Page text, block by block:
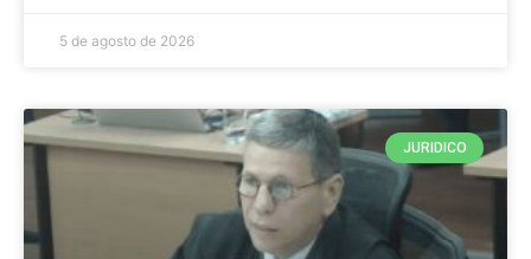
5 de agosto de 2026
JURIDICO